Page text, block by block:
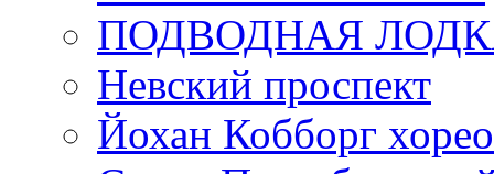
ПОДВОДНАЯ
Невский проспект
Йохан Кобборг